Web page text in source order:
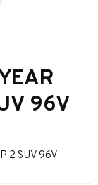
96V
2 SUV 96V